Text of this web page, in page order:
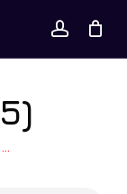
account
Close
...
Close